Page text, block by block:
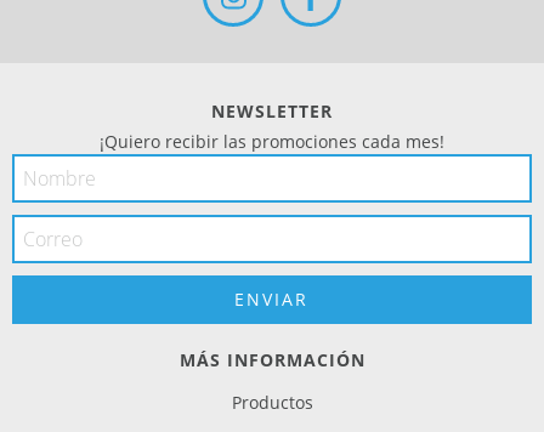
NEWSLETTER
¡Quiero recibir las promociones cada mes!
MÁS INFORMACIÓN
Productos